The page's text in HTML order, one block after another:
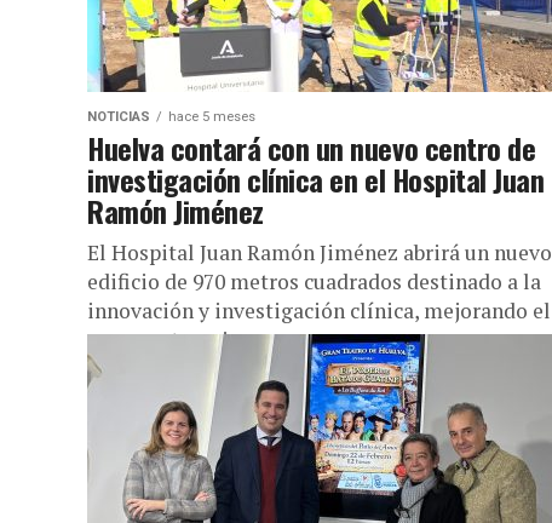
NOTICIAS hace 5 meses
Huelva contará con un nuevo centro de
investigación clínica en el Hospital Juan
Ramón Jiménez
El Hospital Juan Ramón Jiménez abrirá un nuevo
edificio de 970 metros cuadrados destinado a la
innovación y investigación clínica, mejorando el
acceso a terapias y...